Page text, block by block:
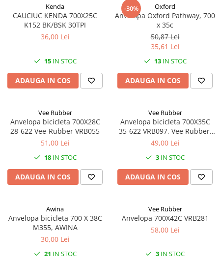
Anvelope-Camere
12" - 12.5"
14"
16"
24"
29"
10"
12" - 12.5"
Kenda
CAUCIUC KENDA 700X25C
K152 BK/BSK 30TPI
36,00 Lei
15IN STOC
ADAUGA IN COS
-30% Oxford
Anvelopa Oxford Pathway, 700
x 35c
50,87 Lei
35,61 Lei
13IN STOC
ADAUGA IN COS
Vee Rubber
Anvelopa bicicleta 700X28C
28-622 Vee-Rubber VRB055
51,00 Lei
18IN STOC
ADAUGA IN COS
Vee Rubber
Anvelopa bicicleta 700X35C
35-622 VRB097, Vee Rubber,
culoare negru
49,00 Lei
3 IN STOC
ADAUGA IN COS
Awina
Anvelopa bicicleta 700 X 38C
M355, AWINA
30,00 Lei
21 IN STOC
Vee Rubber
Anvelopa 700X42C VRB281
58,00 Lei
3 IN STOC